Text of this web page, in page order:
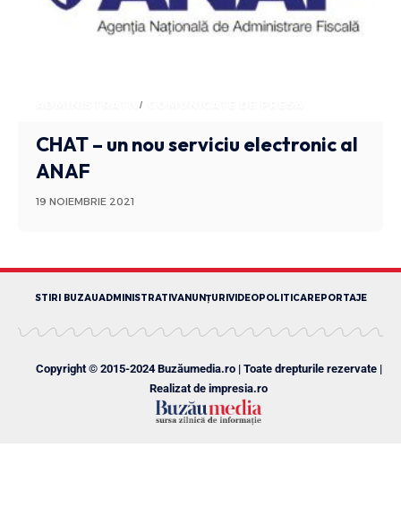
ADMINISTRATIV
CHAT – un nou serviciu electronic al
ANAF
19 NOIEMBRIE 2021
STIRI BUZAUADMINISTRATIVANUNȚURIVIDEOPOLITICAREPORTAJE
Copyright © 2015-2024 Buzăumedia.ro | Toate drepturile rezervate |
Realizat de impresia.ro